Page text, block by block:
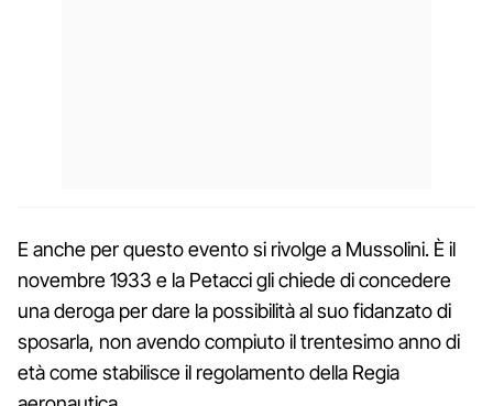
E anche per questo evento si rivolge a Mussolini. È il
novembre 1933 e la Petacci gli chiede di concedere
una deroga per dare la possibilità al suo fidanzato di
sposarla, non avendo compiuto il trentesimo anno di
età come stabilisce il regolamento della Regia